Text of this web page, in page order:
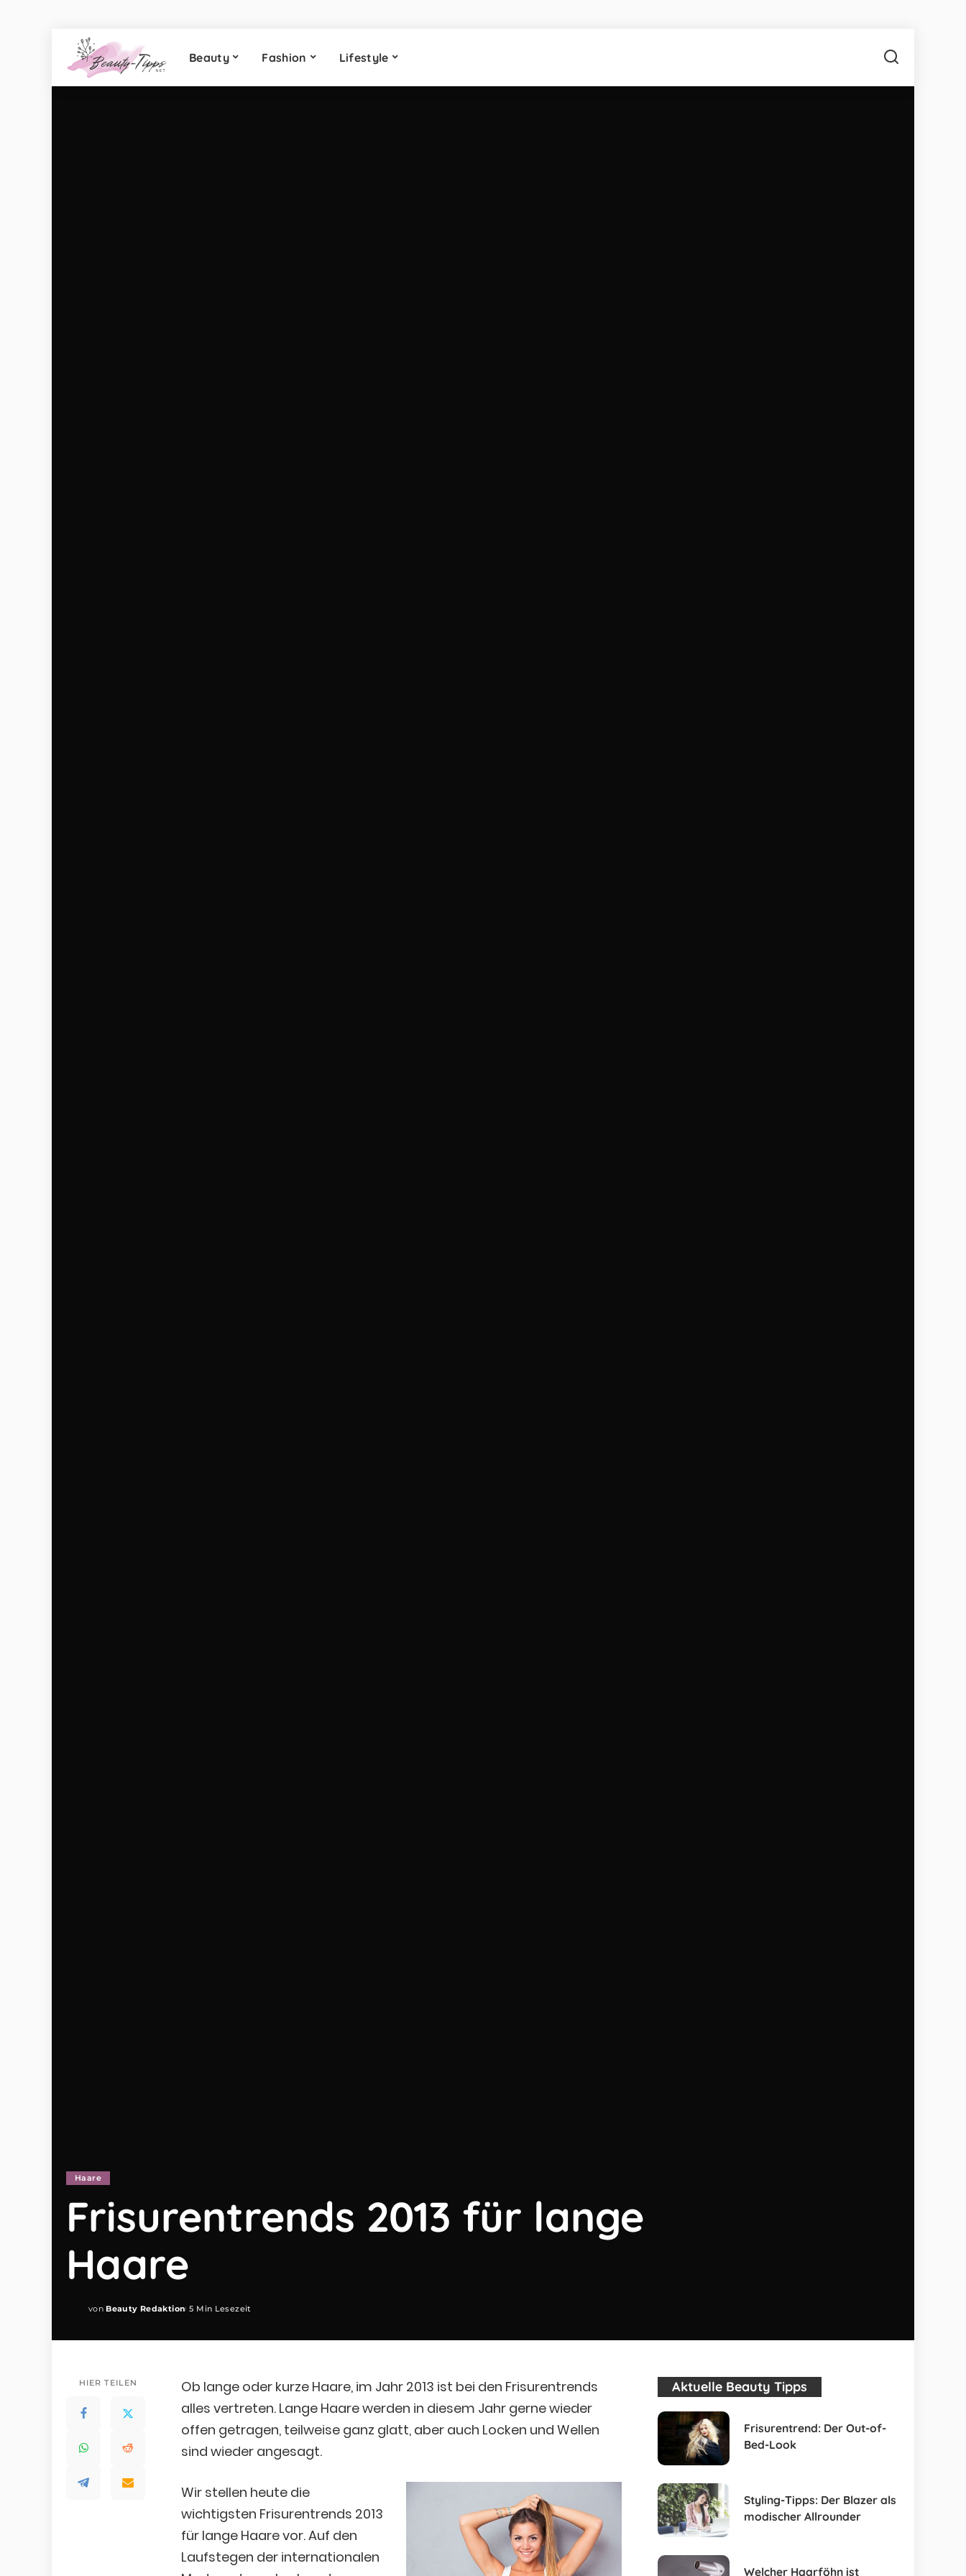
Beauty Fashion Lifestyle
Haare
Frisurentrends 2013 für lange
Haare
Posted
von Beauty Redaktion 5 Min Lesezeit
HIER TEILEN
Ob lange oder kurze Haare, im Jahr 2013 ist bei den Frisurentrends
alles vertreten. Lange Haare werden in diesem Jahr gerne wieder
offen getragen, teilweise ganz glatt, aber auch Locken und Wellen
sind wieder angesagt.
Wir stellen heute die
wichtigsten Frisurentrends 2013
für lange Haare vor. Auf den
Laufstegen der internationalen
Aktuelle Beauty Tipps
Frisurentrend: Der Out-of-
Bed-Look
Styling-Tipps: Der Blazer als
modischer Allrounder
Welcher Haarföhn ist